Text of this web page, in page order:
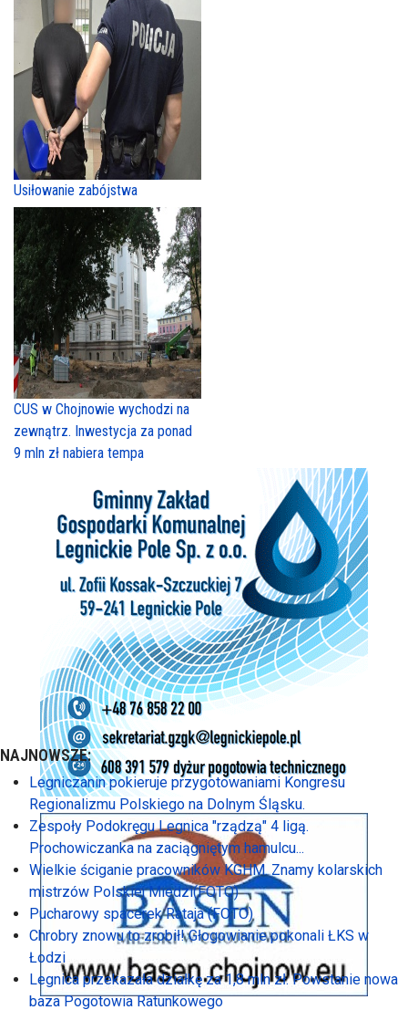
Usiłowanie zabójstwa
CUS w Chojnowie wychodzi na
zewnątrz. Inwestycja za ponad
9 mln zł nabiera tempa
NAJNOWSZE:
Legniczanin pokieruje przygotowaniami Kongresu
Regionalizmu Polskiego na Dolnym Śląsku.
Zespoły Podokręgu Legnica "rządzą" 4 ligą.
Prochowiczanka na zaciągniętym hamulcu...
Wielkie ściganie pracowników KGHM. Znamy kolarskich
mistrzów Polskiej Miedzi(FOTO)
Pucharowy spacerek Rataja (FOTO)
Chrobry znowu to zrobił! Głogowianie pokonali ŁKS w
Łodzi
Legnica przekazała działkę za 1,8 mln zł. Powstanie nowa
baza Pogotowia Ratunkowego